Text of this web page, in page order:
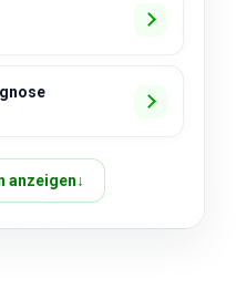
anzeigen↓